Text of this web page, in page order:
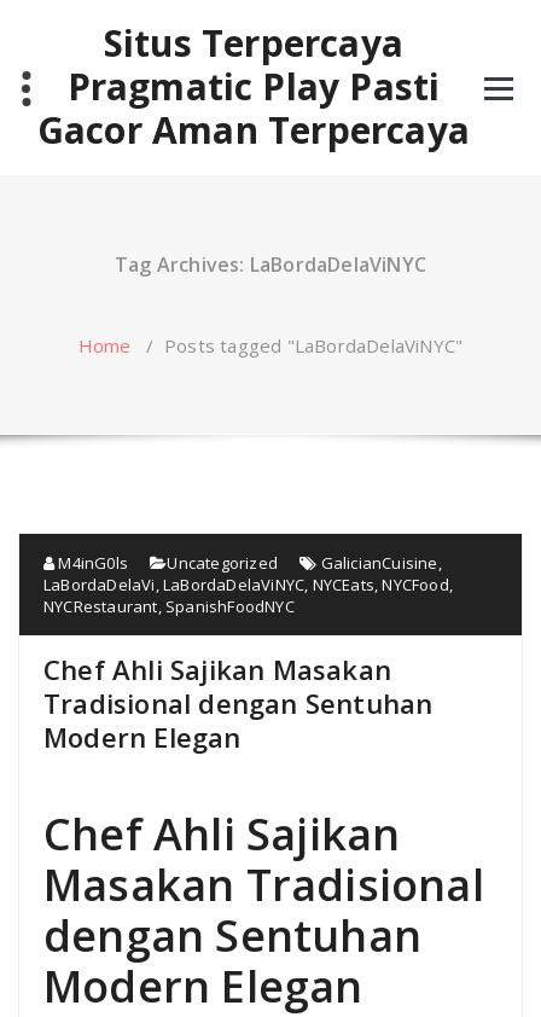
Situs Terpercaya
Pragmatic Play Pasti
Gacor Aman Terpercaya
Tag Archives: LaBordaDelaViNYC
Home / Posts tagged "LaBordaDelaViNYC"
M4inG0ls Uncategorized GalicianCuisine
LaBordaDelaVi ,LaBordaDelaViNYC NYCEats ,NYCFood
NYCRestaurant SpanishFoodNYC
Chef Ahli Sajikan Masakan
Tradisional dengan Sentuhan
Modern Elegan
Chef Ahli Sajikan
Masakan Tradisional
dengan Sentuhan
Modern Elegan